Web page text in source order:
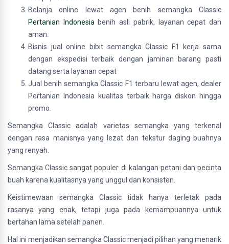
Belanja online lewat agen benih semangka Classic
Pertanian Indonesia benih asli pabrik, layanan cepat dan
aman.
Bisnis jual online bibit semangka Classic F1 kerja sama
dengan ekspedisi terbaik dengan jaminan barang pasti
datang serta layanan cepat
Jual benih semangka Classic F1 terbaru lewat agen, dealer
Pertanian Indonesia kualitas terbaik harga diskon hingga
promo.
Semangka Classic adalah varietas semangka yang terkenal
dengan rasa manisnya yang lezat dan tekstur daging buahnya
yang renyah.
Semangka Classic sangat populer di kalangan petani dan pecinta
buah karena kualitasnya yang unggul dan konsisten.
Keistimewaan semangka Classic tidak hanya terletak pada
rasanya yang enak, tetapi juga pada kemampuannya untuk
bertahan lama setelah panen.
Hal ini menjadikan semangka Classic menjadi pilihan yang menarik